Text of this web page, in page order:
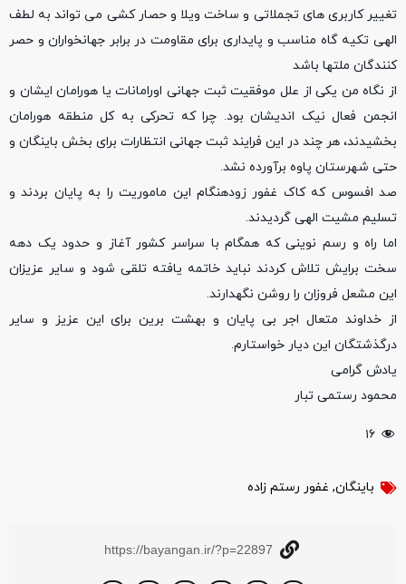
تغییر کاربری های تجملاتی و ساخت ویلا و حصار کشی می تواند به لطف
الهی تکیه گاه مناسب و پایداری برای مقاومت در برابر جهانخواران و حصر
کنندگان ملتها باشد
از نگاه من یکی از علل موفقیت ثبت جهانی اورامانات یا هورامان ایشان و
انجمن فعال نیک اندیشان بود. چرا که تحرکی به کل منطقه هورامان
بخشیدند، هر چند در این فرایند ثبت جهانی انتظارات برای بخش باینگان و
حتی شهرستان پاوه برآورده نشد.
صد افسوس که کاک غفور زودهنگام این ماموریت را به پایان بردند و
تسلیم مشیت الهی گردیدند.
اما راه و رسم نوینی که همگام با سراسر کشور آغاز و حدود یک دهه
سخت برایش تلاش کردند نباید خاتمه یافته تلقی شود و سایر عزیزان
این مشعل فروزان را روشن نگهدارند.
از خداوند متعال اجر بی پایان و بهشت برین برای این عزیز و سایر
درگذشتگان این دیار خواستارم.
یادش گرامی
محمود رستمی تبار
۱۶
باینگان, غفور رستم زاده
https://bayangan.ir/?p=22897